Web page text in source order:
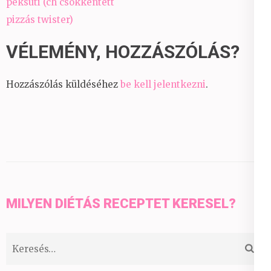
pizzás twister)
VÉLEMÉNY, HOZZÁSZÓLÁS?
Hozzászólás küldéséhez be kell jelentkezni.
MILYEN DIÉTÁS RECEPTET KERESEL?
Keresés: